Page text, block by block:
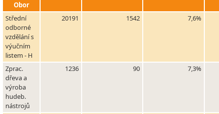
Obor
Střední
odborné
vzdělání s
výučním
listem - H
20191 1542 7,6%
Zprac.
dřeva a
výroba
hudeb.
nástrojů
1236 90 7,3%